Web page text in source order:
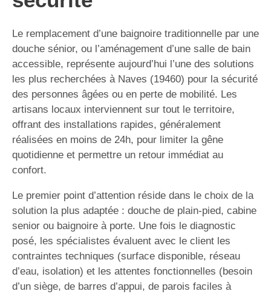
Le remplacement d’une baignoire traditionnelle par une
douche sénior, ou l’aménagement d’une salle de bain
accessible, représente aujourd’hui l’une des solutions
les plus recherchées à Naves (19460) pour la sécurité
des personnes âgées ou en perte de mobilité. Les
artisans locaux interviennent sur tout le territoire,
offrant des installations rapides, généralement
réalisées en moins de 24h, pour limiter la gêne
quotidienne et permettre un retour immédiat au
confort.
Le premier point d’attention réside dans le choix de la
solution la plus adaptée : douche de plain-pied, cabine
senior ou baignoire à porte. Une fois le diagnostic
posé, les spécialistes évaluent avec le client les
contraintes techniques (surface disponible, réseau
d’eau, isolation) et les attentes fonctionnelles (besoin
d’un siège, de barres d’appui, de parois faciles à